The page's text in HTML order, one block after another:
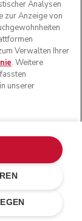
Analysen
zur Anzeige von
Verwalten Ihrer
. Weitere
unserer